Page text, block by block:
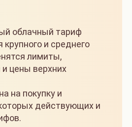
облачный тариф
крупного и среднего
лимиты,
цены верхних
на покупку и
действующих и